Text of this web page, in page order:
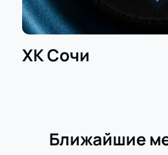
ХК Сочи
Ближайшие